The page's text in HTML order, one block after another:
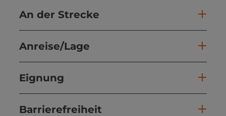
An der Strecke
Anreise/Lage
Eignung
Barrierefreiheit